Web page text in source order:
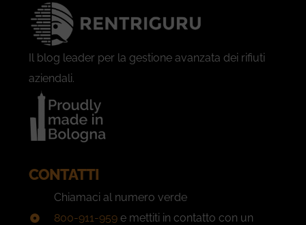
Il blog leader per la gestione avanzata dei rifiuti
aziendali.
CONTATTI
Chiamaci al numero verde
800-911-959 e mettiti in contatto con un